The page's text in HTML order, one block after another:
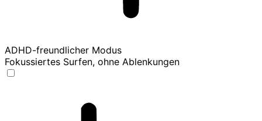
ADHD-freundlicher Modus
Fokussiertes Surfen, ohne Ablenkungen